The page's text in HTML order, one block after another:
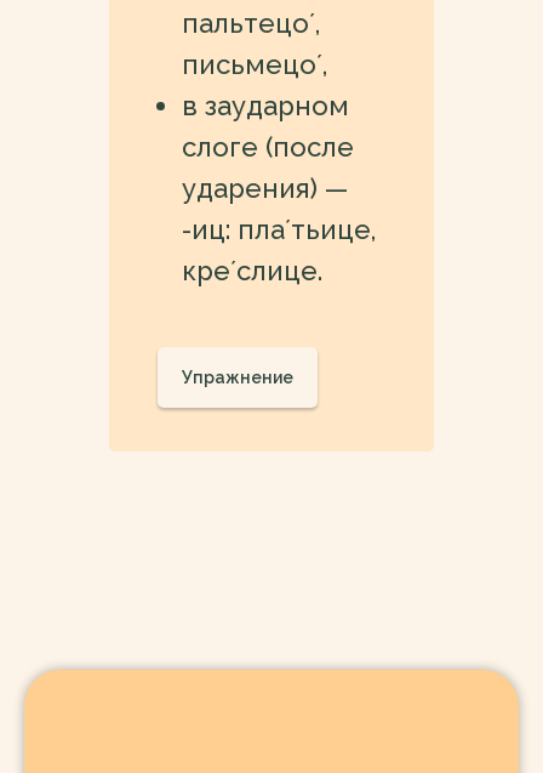
пальтецо´,
письмецо´,
в заударном
слоге (после
ударения) —
-иц: пла´тьице,
кре´слице.
Упражнение